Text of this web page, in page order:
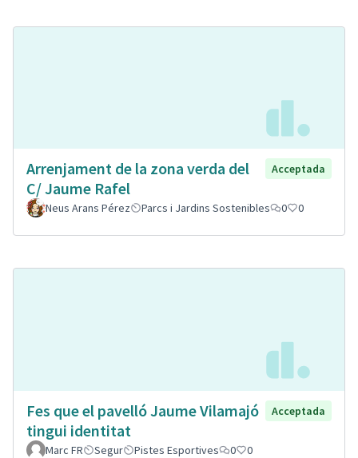
Arrenjament de la zona verda del
C/ Jaume Rafel
Acceptada
Neus Arans Pérez Parcs i Jardins Sostenibles 0 0
Fes que el pavelló Jaume Vilamajó
tingui identitat
Acceptada
Marc FR Segur Pistes Esportives 0 0